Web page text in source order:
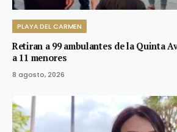
PLAYA DEL CARMEN
Retiran a 99 ambulantes de la Quinta
a 11 menores
8 agosto, 2026